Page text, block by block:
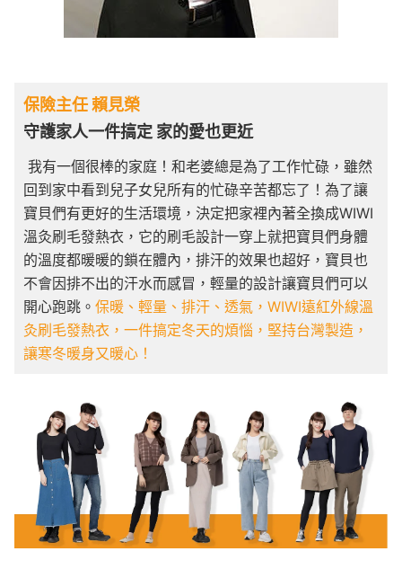
保險主任 賴見榮
守護家人一件搞定 家的愛也更近
我有一個很棒的家庭！和老婆總是為了工作忙碌，雖然
回到家中看到兒子女兒所有的忙碌辛苦都忘了！為了讓
寶貝們有更好的生活環境，決定把家裡內著全換成WIWI
溫灸刷毛發熱衣，它的刷毛設計一穿上就把寶貝們身體
的溫度都暖暖的鎖在體內，排汗的效果也超好，寶貝也
不會因排不出的汗水而感冒，輕量的設計讓寶貝們可以
開心跑跳。 保暖、輕量、排汗、透氣，WIWI遠紅外線溫
灸刷毛發熱衣，一件搞定冬天的煩惱，堅持台灣製造，
讓寒冬暖身又暖心！